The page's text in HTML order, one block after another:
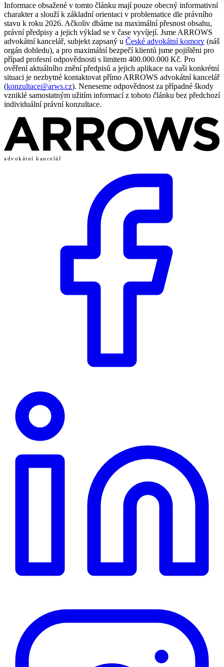
Informace obsažené v tomto článku mají pouze obecný informativní
charakter a slouží k základní orientaci v problematice dle právního
stavu k roku 2026. Ačkoliv dbáme na maximální přesnost obsahu,
právní předpisy a jejich výklad se v čase vyvíjejí. Jsme ARROWS
advokátní kancelář, subjekt zapsaný u České advokátní komory (náš
orgán dohledu), a pro maximální bezpečí klientů jsme pojištěni pro
případ profesní odpovědnosti s limitem 400.000.000 Kč. Pro
ověření aktuálního znění předpisů a jejich aplikace na vaši konkrétní
situaci je nezbytné kontaktovat přímo ARROWS advokátní kancelář
(konzultace@arws.cz). Neneseme odpovědnost za případné škody
vzniklé samostatným užitím informací z tohoto článku bez předchozí
individuální právní konzultace.
advokátní kancelář